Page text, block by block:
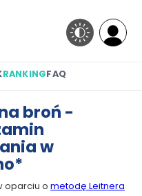
RANKINGFAQ
broń -
w
oparciu o metodę Leitnera